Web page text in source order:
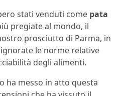
stati venduti come pata
pregiate al mondo, il
prosciutto di Parma, in
le norme relative
degli alimenti.
ha messo in atto questa